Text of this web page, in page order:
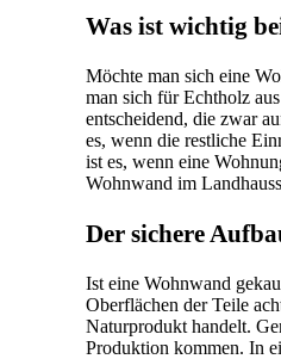
Was ist wichtig
Möchte man sich eine
man sich für Echtholz
entscheidend, die zwar
es, wenn die restliche
ist es, wenn eine
Wohnwand im
Der sichere
Ist eine Wohnwand
Oberflächen der Teile
Naturprodukt handelt.
Produktion kommen. In